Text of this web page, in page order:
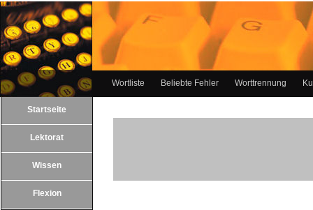
Wortliste Beliebte Fehler Worttrennung
Startseite
Lektorat
Wissen
Flexion